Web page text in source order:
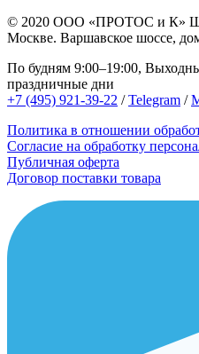
© 2020 ООО «ПРОТОС и К»
Москве. Варшавское шоссе,
По будням 9:00–19:00,
праздничные дни
+7 (495) 921-39-22 /Telegram /
Политика в отношении
Согласие на обработку
Публичная оферта
Договор поставки товара